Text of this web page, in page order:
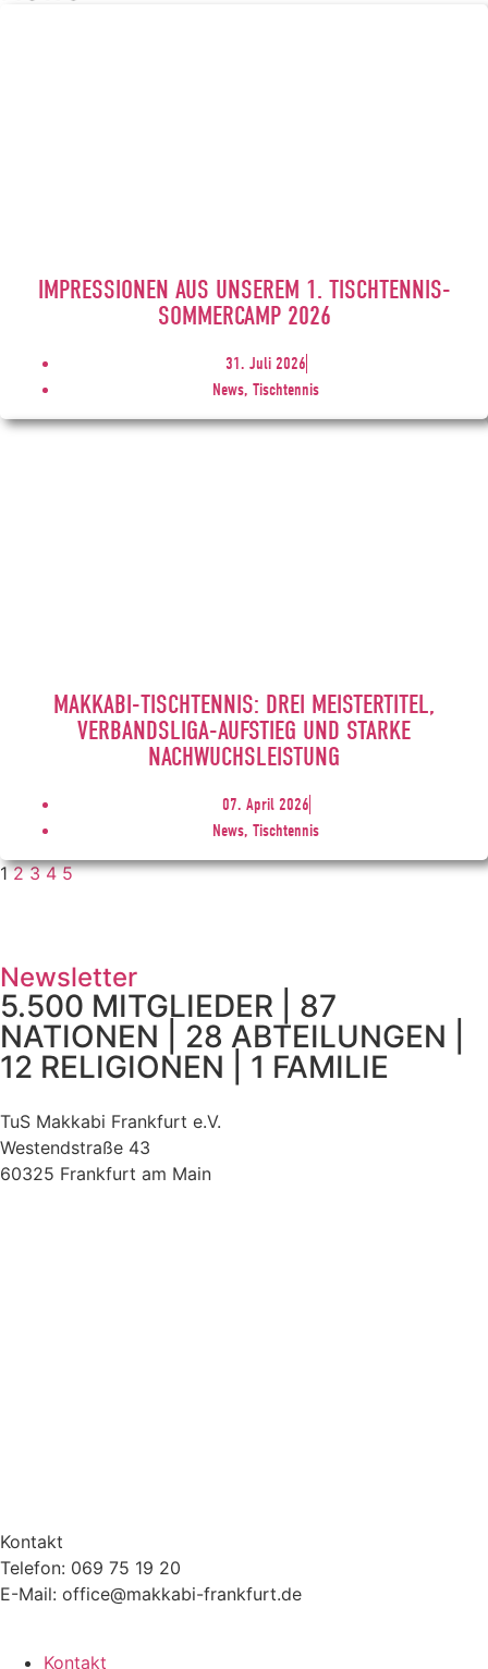
IMPRESSIONEN AUS UNSEREM 1. TISCHTENNIS-
SOMMERCAMP 2026
31. Juli 2026
News, Tischtennis
MAKKABI-TISCHTENNIS: DREI MEISTERTITEL,
VERBANDSLIGA-AUFSTIEG UND STARKE
NACHWUCHSLEISTUNG
07. April 2026
News, Tischtennis
1 2 3 4 5
Newsletter
5.500 MITGLIEDER | 87
NATIONEN | 28 ABTEILUNGEN |
12 RELIGIONEN | 1 FAMILIE
TuS Makkabi Frankfurt e.V.
Westendstraße 43
60325 Frankfurt am Main
Kontakt
Telefon: 069 75 19 20
E-Mail: office@makkabi-frankfurt.de
Kontakt